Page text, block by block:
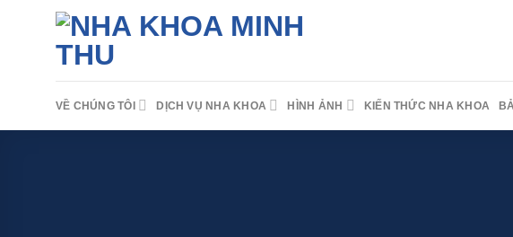
VỀ CHÚNG TÔI DỊCH VỤ NHA KHOA HÌNH ẢNH KIẾN THỨC NHA KHOA